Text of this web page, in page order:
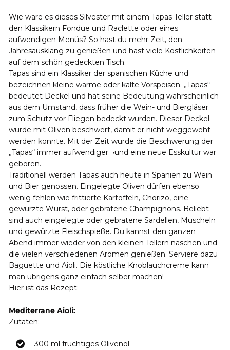
Wie wäre es dieses Silvester mit einem Tapas Teller statt
den Klassikern Fondue und Raclette oder eines
aufwendigen Menüs? So hast du mehr Zeit, den
Jahresausklang zu genießen und hast viele Köstlichkeiten
auf dem schön gedeckten Tisch.
Tapas sind ein Klassiker der spanischen Küche und
bezeichnen kleine warme oder kalte Vorspeisen. „Tapas“
bedeutet Deckel und hat seine Bedeutung wahrscheinlich
aus dem Umstand, dass früher die Wein- und Biergläser
zum Schutz vor Fliegen bedeckt wurden. Dieser Deckel
wurde mit Oliven beschwert, damit er nicht weggeweht
werden konnte. Mit der Zeit wurde die Beschwerung der
„Tapas“ immer aufwendiger ¬und eine neue Esskultur war
geboren.
Traditionell werden Tapas auch heute in Spanien zu Wein
und Bier genossen. Eingelegte Oliven dürfen ebenso
wenig fehlen wie frittierte Kartoffeln, Chorizo, eine
gewürzte Wurst, oder gebratene Champignons. Beliebt
sind auch eingelegte oder gebratene Sardellen, Muscheln
und gewürzte Fleischspieße. Du kannst den ganzen
Abend immer wieder von den kleinen Tellern naschen und
die vielen verschiedenen Aromen genießen. Serviere dazu
Baguette und Aioli. Die köstliche Knoblauchcreme kann
man übrigens ganz einfach selber machen!
Hier ist das Rezept:
Mediterrane Aioli:
Zutaten:
300 ml fruchtiges Olivenöl